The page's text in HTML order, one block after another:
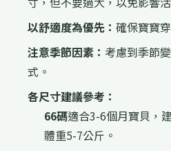
以舒適度為優先： 確保寶寶
注意季節因素： 考慮到季節
式。
各尺寸建議參考：
66碼適合3-6個月寶貝，
體重5-7公斤。